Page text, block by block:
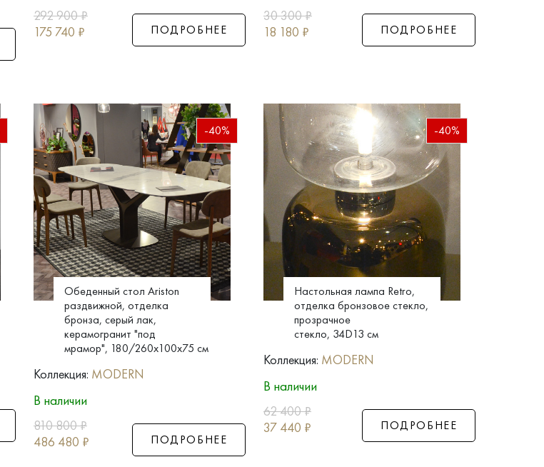
292 900₽
175 740 ₽ ПОДРОБНЕЕ
30 300₽
18 180 ₽ ПОДРОБНЕЕ
-40%
Обеденный стол Ariston
раздвижной, отделка
бронза, серый лак,
керамогранит "под
мрамор", 180/260x100x75 см
Коллекция: MODERN
В наличии
810 800₽
486 480 ₽ ПОДРОБНЕЕ
-40%
Настольная лампа Retro,
отделка бронзовое стекло,
прозрачное
стекло, 34D13 см
Коллекция: MODERN
В наличии
62 400₽
37 440 ₽ ПОДРОБНЕЕ